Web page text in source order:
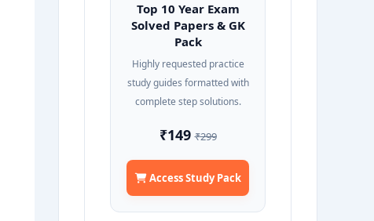
Top 10 Year Exam
Solved Papers & GK
Pack
Highly requested practice
study guides formatted with
complete step solutions.
₹149₹299
Access Study Pack